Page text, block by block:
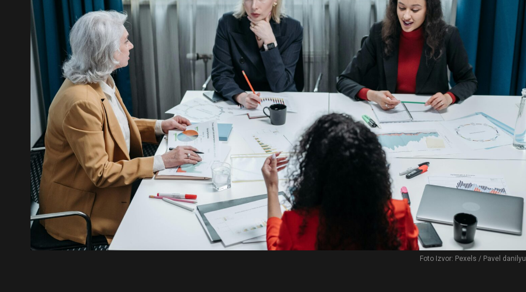
Foto Izvor: Pexels / Pavel